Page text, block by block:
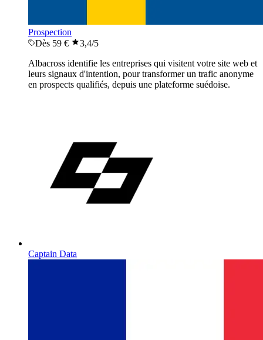
Prospection
Dès 59 €
3,4/5
Albacross identifie les entreprises qui visitent votre site web et
leurs signaux d'intention, pour transformer un trafic anonyme
en prospects qualifiés, depuis une plateforme suédoise.
Captain Data